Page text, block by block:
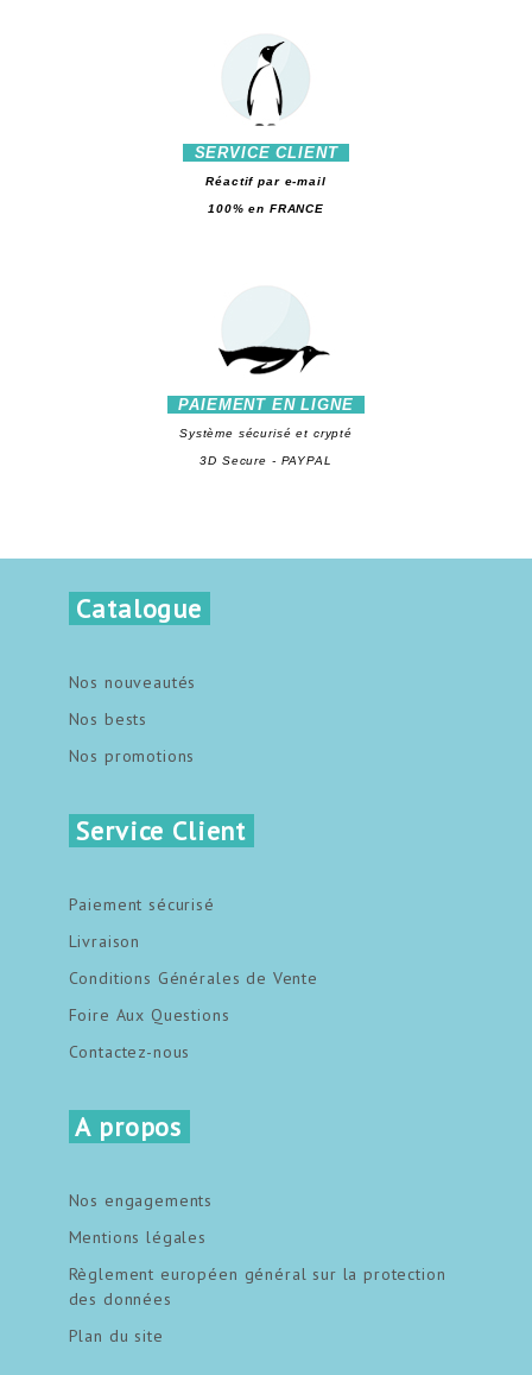
SERVICE CLIENT
Réactif par e-mail
100% en FRANCE
PAIEMENT EN LIGNE
Système sécurisé et crypté
3D Secure - PAYPAL
Catalogue
Nos nouveautés
Nos bests
Nos promotions
Service Client
Paiement sécurisé
Livraison
Conditions Générales de Vente
Foire Aux Questions
Contactez-nous
A propos
Nos engagements
Mentions légales
Règlement européen général sur la protection
des données
Plan du site